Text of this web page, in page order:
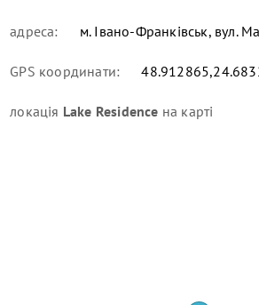
адреса: м. Івано-Франківськ, вул.
GPS координати:
локація Lake Residence на карті